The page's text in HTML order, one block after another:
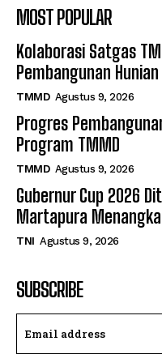
MOST POPULAR
Kolaborasi Satgas
Pembangunan
TMMD Agustus 9, 2026
Progres
Program TMMD
TMMD Agustus 9, 2026
Gubernur Cup 2026
Martapura
TNI Agustus 9, 2026
SUBSCRIBE